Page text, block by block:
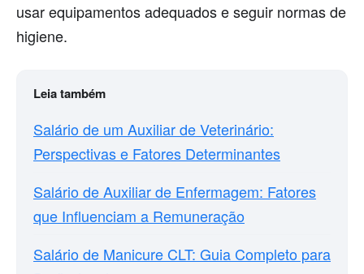
usar equipamentos adequados e seguir normas de
higiene.
Leia também
Salário de um Auxiliar de Veterinário:
Perspectivas e Fatores Determinantes
Salário de Auxiliar de Enfermagem: Fatores
que Influenciam a Remuneração
Salário de Manicure CLT: Guia Completo para